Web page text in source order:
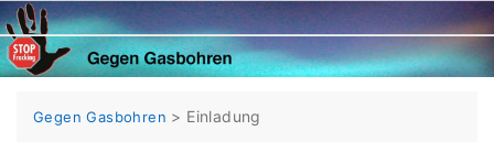
Skip
to
content
Gegen Gasbohren > Einladung